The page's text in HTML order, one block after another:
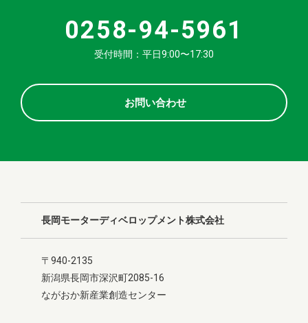
0258-94-5961
受付時間：平日9:00〜17:30
お問い合わせ
長岡モーターディベロップメント株式会社
〒940-2135
新潟県長岡市深沢町2085-16
ながおか新産業創造センター